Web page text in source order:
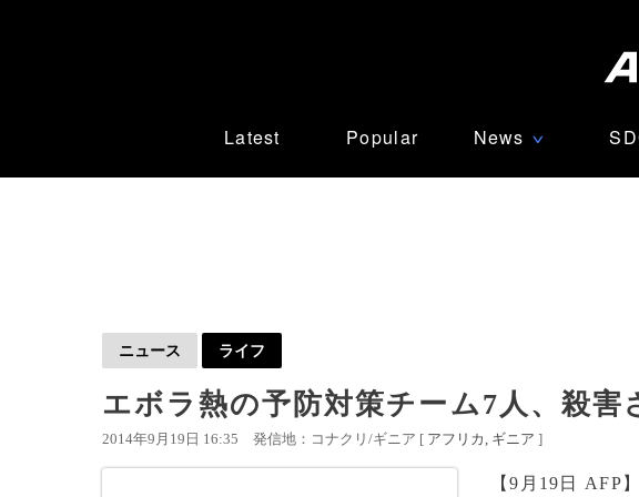
Latest Popular News ∨
ニュース ライフ
エボラ熱の予防対策チーム7人、殺害
2014年9月19日 16:35 発信地：コナクリ/ギニア [ アフリカ ギニア ]
【9月19日 AFP